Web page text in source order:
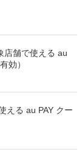
店舗で使える au
効）
える au PAY クー